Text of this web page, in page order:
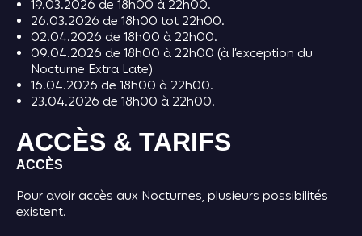
19.03.2026 de 18h00 à 22h00.
26.03.2026 de 18h00 tot 22h00.
02.04.2026 de 18h00 à 22h00.
09.04.2026 de 18h00 à 22h00 (à l’exception du
Nocturne Extra Late)
16.04.2026 de 18h00 à 22h00.
23.04.2026 de 18h00 à 22h00.
ACCÈS & TARIFS
ACCÈS
Pour avoir accès aux Nocturnes, plusieurs possibilités
existent.